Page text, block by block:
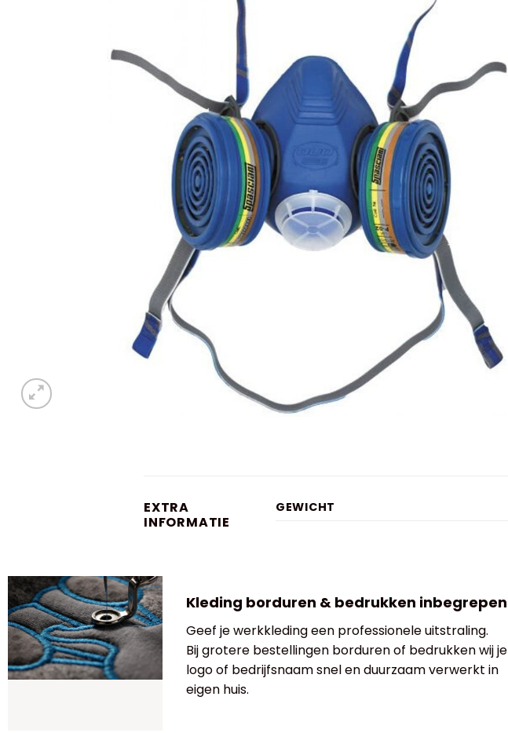
EXTRA
INFORMATIE
GEWICHT
Kleding borduren & bedrukken inbegrepen
Geef je werkkleding een professionele uitstraling.
Bij grotere bestellingen borduren of bedrukken wij je
logo of bedrijfsnaam snel en duurzaam verwerkt in
eigen huis.